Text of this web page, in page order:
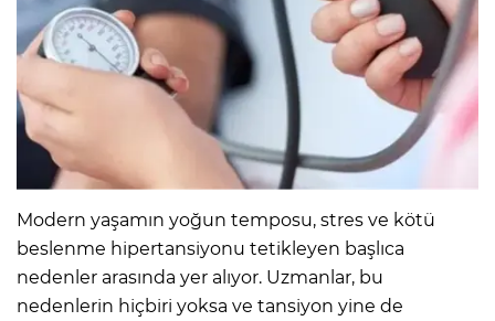
Modern yaşamın yoğun temposu, stres ve kötü
beslenme hipertansiyonu tetikleyen başlıca
nedenler arasında yer alıyor. Uzmanlar, bu
nedenlerin hiçbiri yoksa ve tansiyon yine de